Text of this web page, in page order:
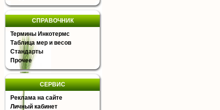
СПРАВОЧНИК
Термины Инкотермс
Таблица мер и весов
Стандарты
Прочее
СЕРВИС
Реклама на сайте
Личный кабинет